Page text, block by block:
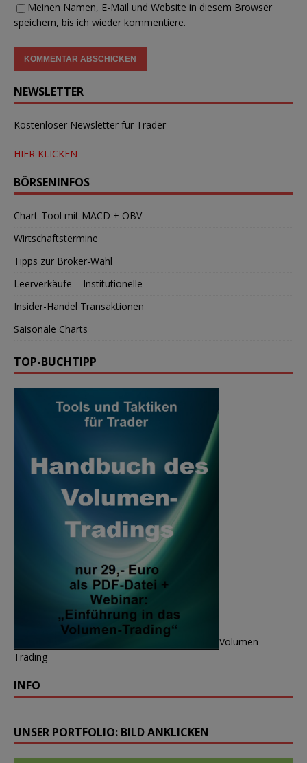
Meinen Namen, E-Mail und Website in diesem Browser
speichern, bis ich wieder kommentiere.
NEWSLETTER
Kostenloser Newsletter für Trader
HIER KLICKEN
BÖRSENINFOS
Chart-Tool mit MACD + OBV
Wirtschaftstermine
Tipps zur Broker-Wahl
Leerverkäufe – Institutionelle
Insider-Handel Transaktionen
Saisonale Charts
TOP-BUCHTIPP
Volumen-
Trading
INFO
UNSER PORTFOLIO: BILD ANKLICKEN